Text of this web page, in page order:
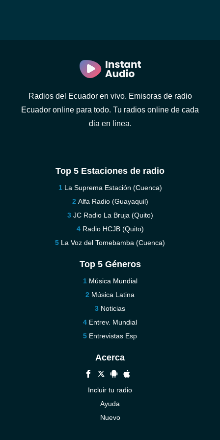
Radios del Ecuador en vivo. Emisoras de radio
Ecuador online para todo. Tu radios online de cada
dia en linea.
Top 5 Estaciones de radio
La Suprema Estación (Cuenca)
Alfa Radio (Guayaquil)
JC Radio La Bruja (Quito)
Radio HCJB (Quito)
La Voz del Tomebamba (Cuenca)
Top 5 Géneros
Música Mundial
Música Latina
Noticias
Entrev. Mundial
Entrevistas Esp
Acerca
Incluir tu radio
Ayuda
Nuevo